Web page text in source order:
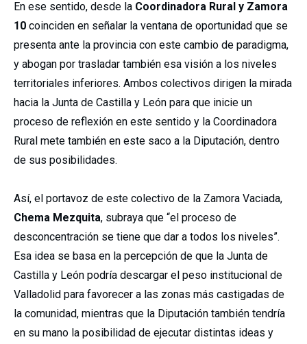
En ese sentido, desde la Coordinadora Rural y Zamora
10 coinciden en señalar la ventana de oportunidad que se
presenta ante la provincia con este cambio de paradigma,
y abogan por trasladar también esa visión a los niveles
territoriales inferiores. Ambos colectivos dirigen la mirada
hacia la Junta de Castilla y León para que inicie un
proceso de reflexión en este sentido y la Coordinadora
Rural mete también en este saco a la Diputación, dentro
de sus posibilidades.
Así, el portavoz de este colectivo de la Zamora Vaciada,
Chema Mezquita, subraya que “el proceso de
desconcentración se tiene que dar a todos los niveles”.
Esa idea se basa en la percepción de que la Junta de
Castilla y León podría descargar el peso institucional de
Valladolid para favorecer a las zonas más castigadas de
la comunidad, mientras que la Diputación también tendría
en su mano la posibilidad de ejecutar distintas ideas y